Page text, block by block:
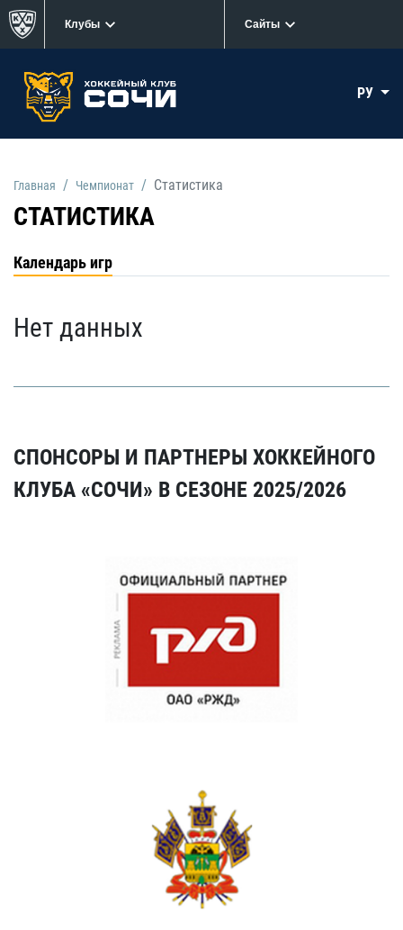
Клубы Сайты
РУ
Главная Чемпионат Статистика
СТАТИСТИКА
Календарь игр
Нет данных
СПОНСОРЫ И ПАРТНЕРЫ ХОККЕЙНОГО
КЛУБА «СОЧИ» В СЕЗОНЕ 2025/2026